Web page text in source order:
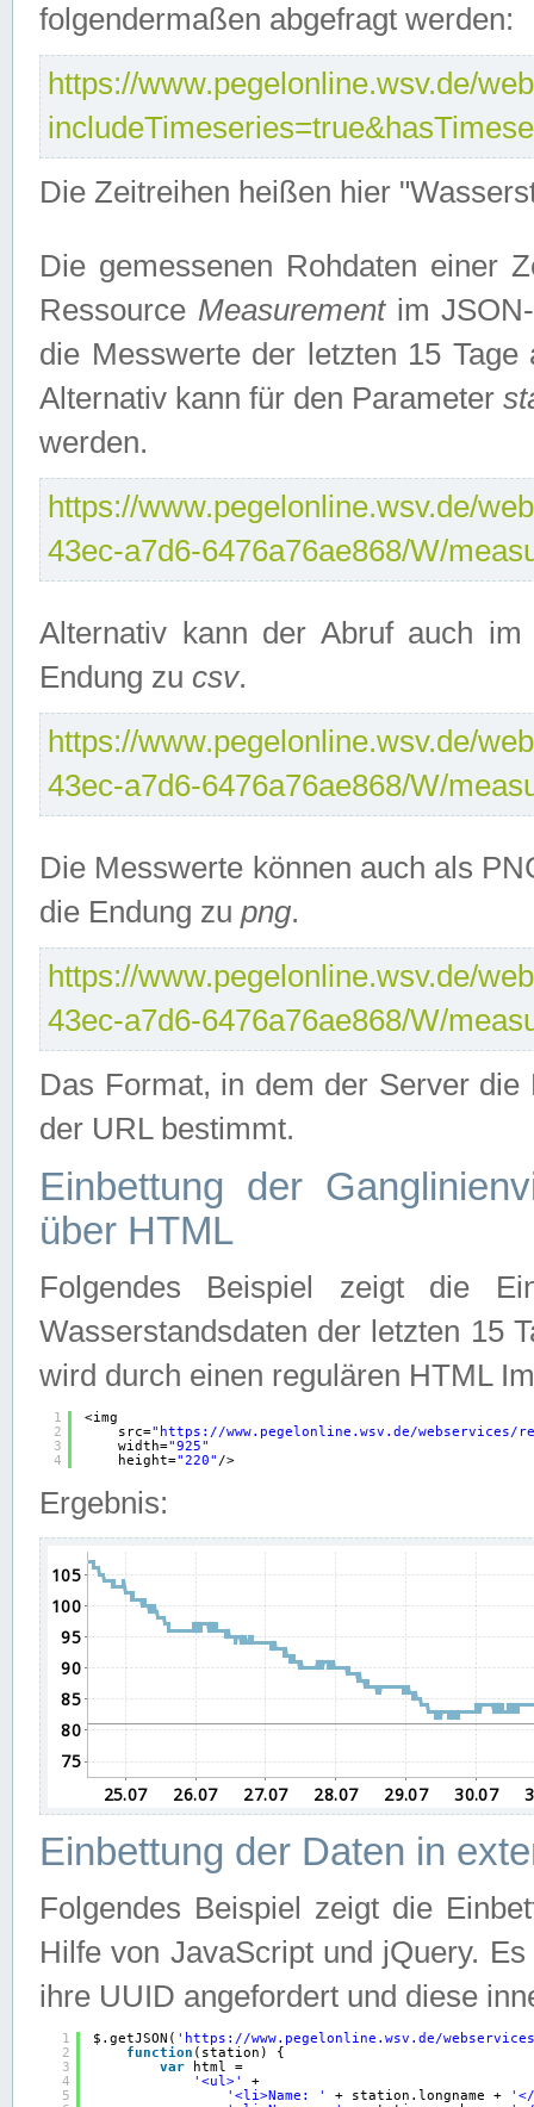
folgendermaßen abgefragt werden:
https://www.pegelonline.wsv.de/
Die Zeitreihen heißen hier
Die gemessenen Rohdaten einer
Ressource Measurementim JSON-
die Messwerte der letzten 15
Alternativ kann für den Parameter
werden.
https://www.pegelonline.wsv.de/
43ec-a7d6-6476a76ae868/W/
Alternativ kann der Abruf auch
Endung zu csv.
https://www.pegelonline.wsv.de/
43ec-a7d6-6476a76ae868/W/
Die Messwerte können auch als
die Endung zu png.
https://www.pegelonline.wsv.de/
43ec-a7d6-6476a76ae868/W/
Das Format, in dem der Server
der URL bestimmt.
Einbettung der
über HTML
Folgendes Beispiel zeigt die
Wasserstandsdaten der letzten 15
wird durch einen regulären HTML
1
2
3
4
<img
src=" https://www.pegelonline.wsv.de/webservices/
width="925"
height="220" />
Ergebnis:
Einbettung der Daten in
Folgendes Beispiel zeigt die
Hilfe von JavaScript und jQuery.
ihre UUID angefordert und diese
1
2
3
4
5
$.getJSON( ' https://www.pegelonline.wsv.de/
function (station) {
var
html =
'<ul>'
+
'<li>Name: '
+ station.longname +